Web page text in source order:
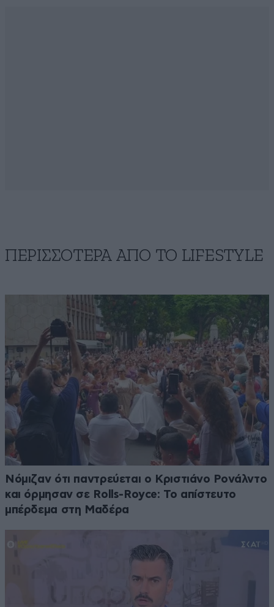
ΠΕΡΙΣΣΟΤΕΡΑ ΑΠΟ ΤΟ LIFESTYLE
Νόμιζαν ότι παντρεύεται ο Κριστιάνο Ρονάλντο
και όρμησαν σε Rolls-Royce: Το απίστευτο
μπέρδεμα στη Μαδέρα